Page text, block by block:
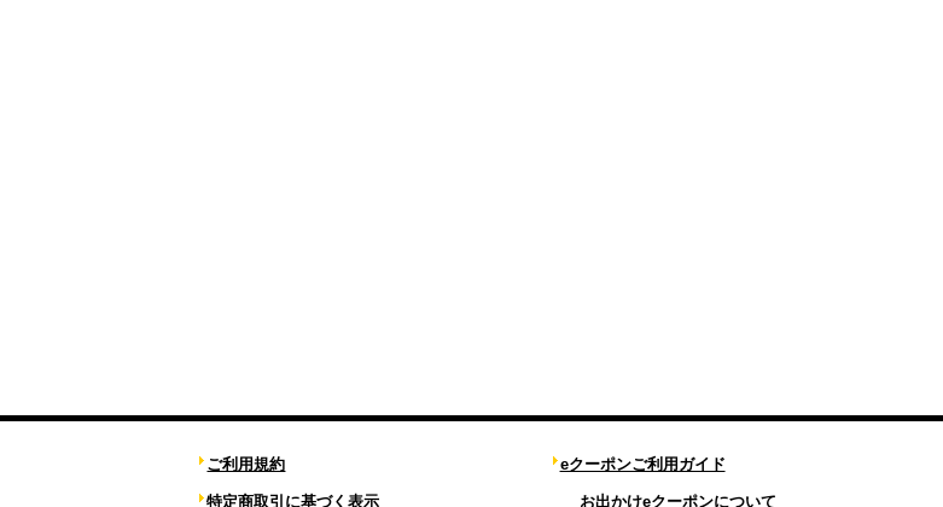
ご利用規約
特定商取引に基づく表示
eクーポンご利用ガイド
お出かけeクーポンについて